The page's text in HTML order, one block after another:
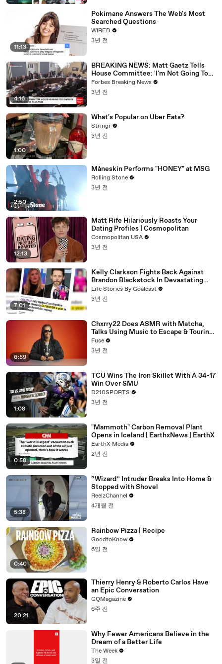
11:13
Pokimane Answers The Web's Most
Searched Questions
WIRED
3년 전
4:16
BREAKING NEWS: Matt Gaetz Tells
House Committee: 'I'm Not Going To
Vote For A Continuing Resolution'
Forbes Breaking News
3년 전
1:00
What's Popular on Uber Eats?
Stringr
3년 전
2:50
Måneskin Performs "HONEY" at MSG
Rolling Stone
3년 전
12:13
Matt Rife Hilariously Roasts Your
Dating Profiles | Cosmopolitan
Cosmopolitan USA
3년 전
7:01
Kelly Clarkson Fights Back Against
Brandon Blackstock In Devastating
Divorce Battle
Life Stories By Goalcast
3년 전
6:59
Chxrry22 Does ASMR with Matcha,
Talks Using Music to Escape & Touring
with The Weeknd
Fuse
3년 전
1:08
TCU Wins The Iron Skillet With A 34-17
Win Over SMU
D210SPORTS
3년 전
0:58
"Mammoth" Carbon Removal Plant
Opens in Iceland | EarthxNews | EarthX
EarthX Media
2년 전
5:38
“Wizard” Intruder Breaks Into Home &
Stopped with Shovel
ReelzChannel
4개월 전
0:40
Rainbow Pizza | Recipe
GoodtoKnow
6일 전
20:21
Thierry Henry & Roberto Carlos Have
an Epic Conversation
GQMagazine
6주 전
Why Fewer Americans Believe in the
Dream of a Better Life
The Week
3일 전